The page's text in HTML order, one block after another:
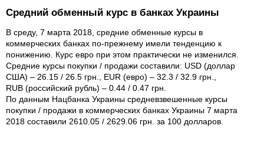
Средний обменный курс в банках Украины
В среду, 7 марта 2018, средние обменные курсы в
коммерческих банках по-прежнему имели тенденцию к
понижению. Курс евро при этом практически не изменился.
Средние курсы покупки / продажи составили: USD (доллар
США) – 26.15 / 26.5 грн., EUR (евро) – 32.3 / 32.9 грн.,
RUB (российский рубль) – 0.44 / 0.47 грн.
По данным Нацбанка Украины средневзвешенные курсы
покупки / продажи в коммерческих банках Украины 7 марта
2018 составили 2610.05 / 2629.06 грн. за 100 долларов.